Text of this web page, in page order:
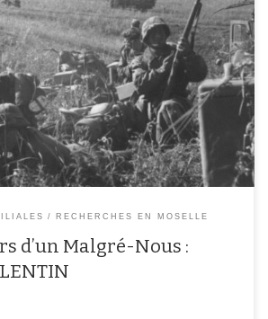
de mon article sur Justin WALENTIN, je
les régions et villes que je cite dans ce billet
En généalogie, on étudie l’histoire de nos
Dans les périodes de guerre, on découvre la dure
RECHERCHES EN MOSELLE
d’un Malgré-Nous :